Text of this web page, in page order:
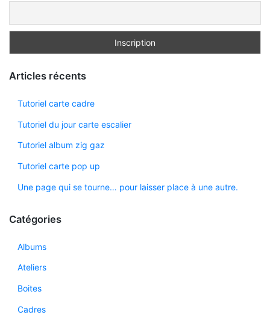
Articles récents
Tutoriel carte cadre
Tutoriel du jour carte escalier
Tutoriel album zig gaz
Tutoriel carte pop up
Une page qui se tourne… pour laisser place à une autre.
Catégories
Albums
Ateliers
Boites
Cadres